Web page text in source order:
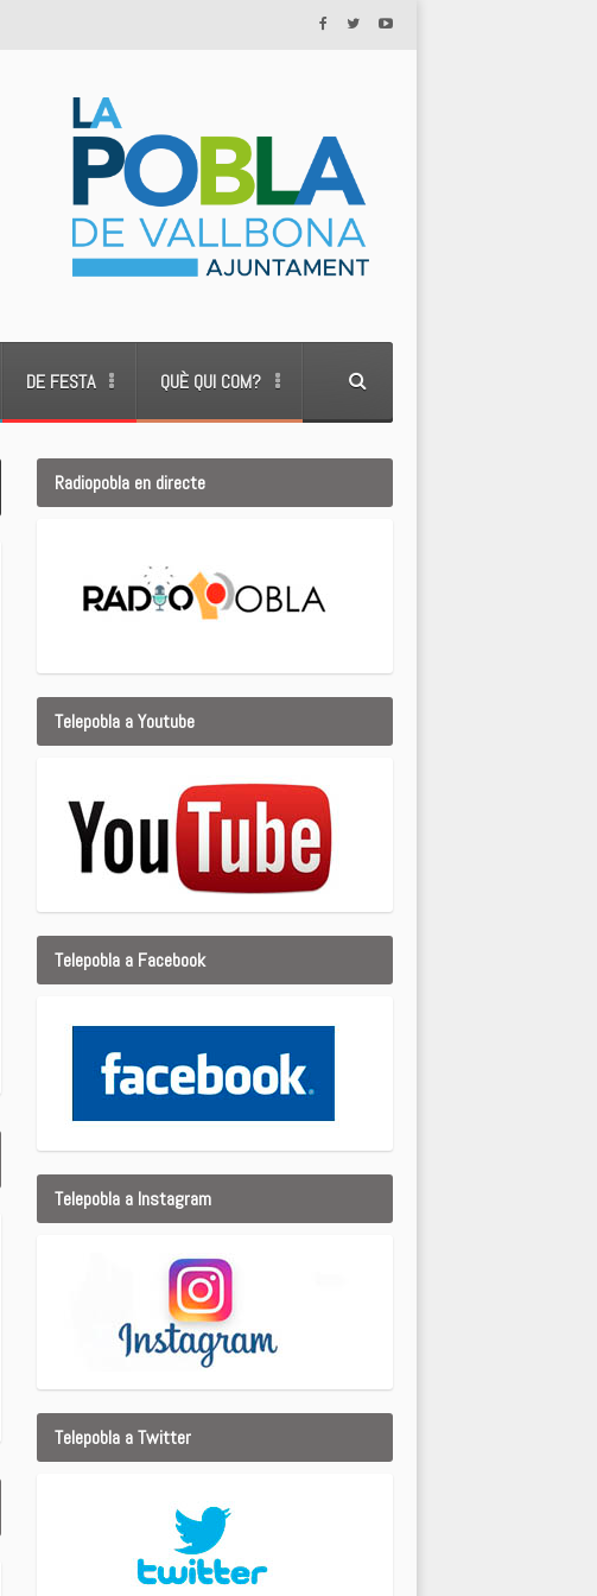
DE FESTA QUÈ QUI COM?
Radiopobla en directe
Telepobla a Youtube
Telepobla a Facebook
Telepobla a Instagram
Telepobla a Twitter